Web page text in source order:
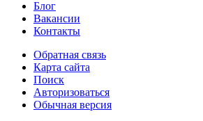
Блог
Вакансии
Контакты
Обратная связь
Карта сайта
Поиск
Авторизоваться
Обычная версия